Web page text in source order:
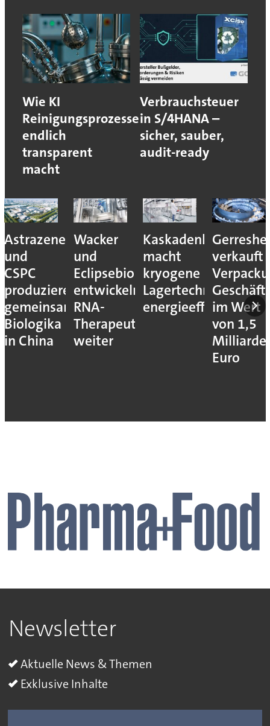
Wie KI
Reinigungsprozesse
endlich
transparent
macht
Verbrauchsteuer
in S/4HANA –
sicher, sauber,
audit-ready
Astrazeneca
und
CSPC
produzieren
gemeinsam
Biologika
in China
Wacker
und
Eclipsebio
entwickeln
RNA-
Therapeutika
weiter
Kaskadenkonzept
macht
kryogene
Lagertechnik
energieeffizienter
verkauft
im Wert
von 1,5
Euro
Newsletter
Aktuelle News & Themen
Exklusive Inhalte